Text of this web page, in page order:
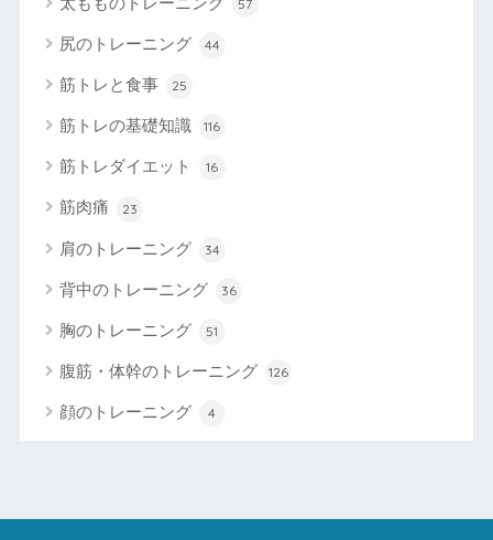
57
尻のトレーニング 44
筋トレと食事 25
筋トレの基礎知識 116
筋トレダイエット 16
筋肉痛 23
肩のトレーニング 34
背中のトレーニング 36
胸のトレーニング 51
腹筋・体幹のトレーニング 126
顔のトレーニング 4